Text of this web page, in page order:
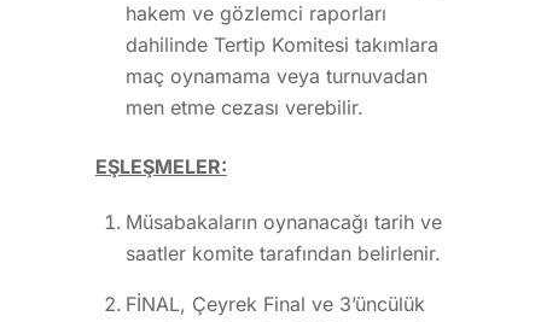
hakem ve gözlemci raporları
dahilinde Tertip Komitesi takımlara
maç oynamama veya turnuvadan
men etme cezası verebilir.
EŞLEŞMELER:
Müsabakaların oynanacağı tarih ve
saatler komite tarafından belirlenir.
FİNAL, Çeyrek Final ve 3’üncülük